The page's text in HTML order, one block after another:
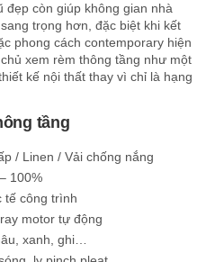
đẹp còn giúp không gian nhà
trọng hơn, đặc biệt khi kết
phong cách contemporary hiện
xem rèm thông tầng như một
kế nội thất thay vì chỉ là hạng
tầng
/ Linen / Vải chống nắng
100%
tế công trình
motor tự động
xanh, ghi…